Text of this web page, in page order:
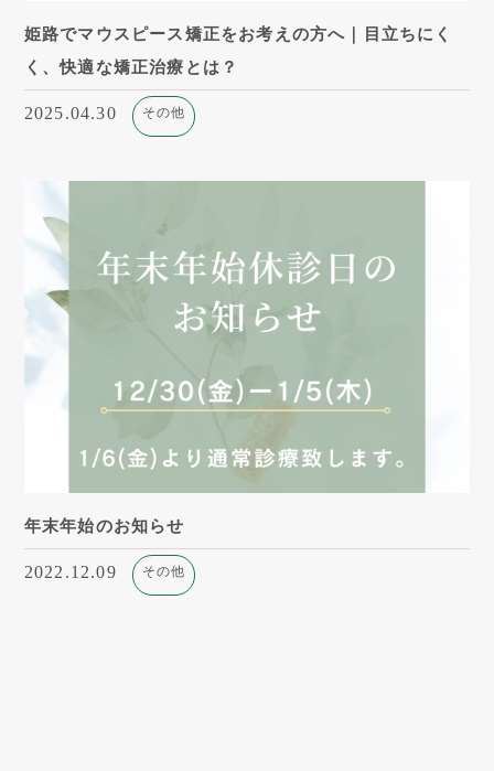
姫路でマウスピース矯正をお考えの方へ｜目立ちにく
く、快適な矯正治療とは？
2025.04.30 その他
年末年始のお知らせ
2022.12.09 その他